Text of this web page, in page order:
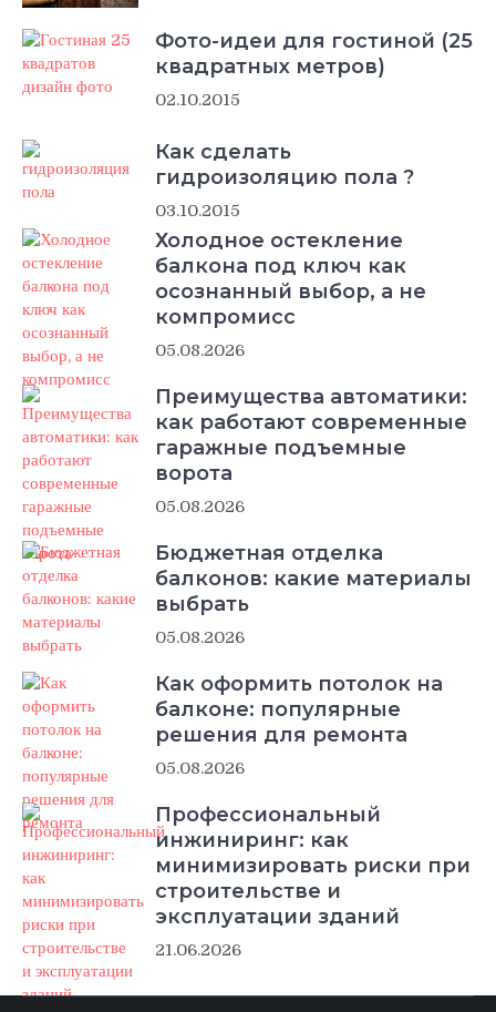
Фото-идеи для гостиной (25
квадратных метров)
02.10.2015
Как сделать
гидроизоляцию пола ?
03.10.2015
Холодное остекление
балкона под ключ как
осознанный выбор, а не
компромисс
05.08.2026
Преимущества автоматики:
как работают современные
гаражные подъемные
ворота
05.08.2026
Бюджетная отделка
балконов: какие материалы
выбрать
05.08.2026
Как оформить потолок на
балконе: популярные
решения для ремонта
05.08.2026
Профессиональный
инжиниринг: как
минимизировать риски при
строительстве и
эксплуатации зданий
21.06.2026